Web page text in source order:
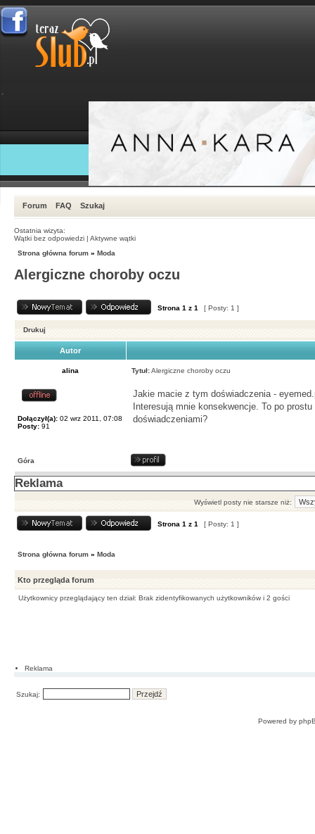
Forum FAQ Szukaj
Ostatnia wizyta:
Wątki bez odpowiedzi | Aktywne wątki
Strona główna forum » Moda
Alergiczne choroby oczu
Strona 1 z 1 [ Posty: 1 ]
Drukuj
Autor
alina Tytuł:Alergiczne choroby oczu
Dołączył(a): 02 wrz 2011, 07:08
Posty: 91
Jakie macie z tym doświadczenia -
Interesują mnie konsekwencje. To po
doświadczeniami?
Góra
Reklama
Wyświetl posty nie starsze niż:
Strona 1 z 1 [ Posty: 1 ]
Strona główna forum » Moda
Kto przegląda forum
Użytkownicy przeglądający ten dział: Brak zidentyfikowanych użytkowników i 2 gości
Reklama
Szukaj:
Powered by